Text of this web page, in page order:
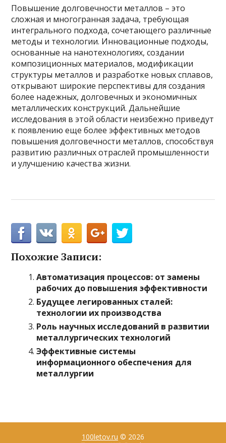
Повышение долговечности металлов – это
сложная и многогранная задача, требующая
интегрального подхода, сочетающего различные
методы и технологии. Инновационные подходы,
основанные на нанотехнологиях, создании
композиционных материалов, модификации
структуры металлов и разработке новых сплавов,
открывают широкие перспективы для создания
более надежных, долговечных и экономичных
металлических конструкций. Дальнейшие
исследования в этой области неизбежно приведут
к появлению еще более эффективных методов
повышения долговечности металлов, способствуя
развитию различных отраслей промышленности
и улучшению качества жизни.
Похожие Записи:
Автоматизация процессов: от замены
рабочих до повышения эффективности
Будущее легированных сталей:
технологии их производства
Роль научных исследований в развитии
металлургических технологий
Эффективные системы
информационного обеспечения для
металлургии
100letov.ru © 2026